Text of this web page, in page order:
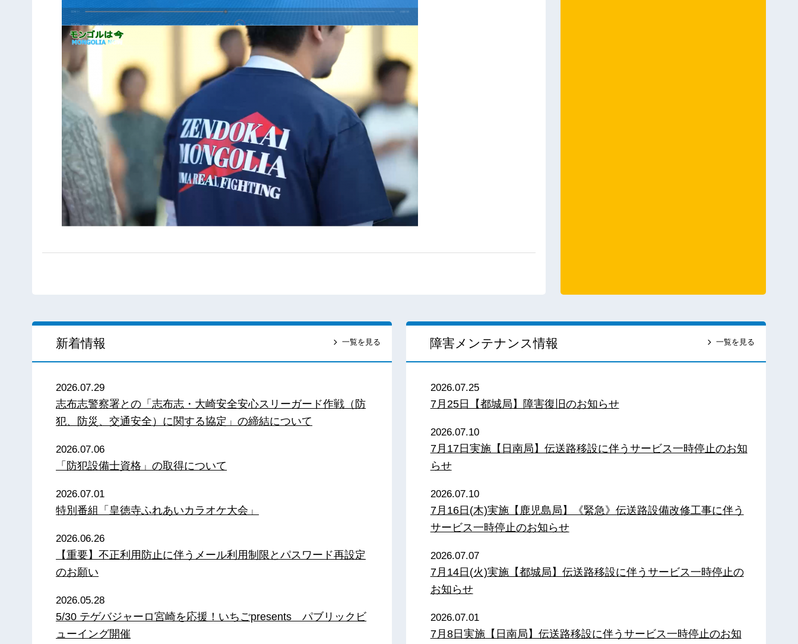
新着情報 一覧を見る
2026.07.29
志布志警察署との「志布志・大崎安全安心スリーガード作戦（防
犯、防災、交通安全）に関する協定」の締結について
2026.07.06
「防犯設備士資格」の取得について
2026.07.01
特別番組「皇徳寺ふれあいカラオケ大会」
2026.06.26
【重要】不正利用防止に伴うメール利用制限とパスワード再設定
のお願い
2026.05.28
5/30 テゲバジャーロ宮崎を応援！いちごpresents パブリックビ
ューイング開催
障害メンテナンス情報 一覧を見る
2026.07.25
7月25日【都城局】障害復旧のお知らせ
2026.07.10
7月17日実施【日南局】伝送路移設に伴うサービス一時停止のお知
らせ
2026.07.10
7月16日(木)実施【鹿児島局】《緊急》伝送路設備改修工事に伴う
サービス一時停止のお知らせ
2026.07.07
7月14日(火)実施【都城局】伝送路移設に伴うサービス一時停止の
お知らせ
2026.07.01
7月8日実施【日南局】伝送路移設に伴うサービス一時停止のお知